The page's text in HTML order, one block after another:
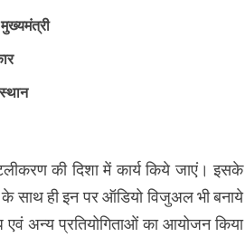
की दिशा में कार्य किये जाएं। इसके
साथ ही इन पर ऑडियो विजुअल भी बनाये
एवं अन्य प्रतियोगिताओं का आयोजन किया